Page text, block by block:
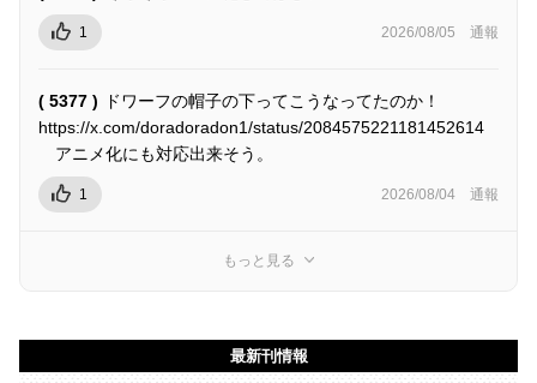
1 2026/08/05 通報
( 5377 )
ドワーフの帽子の下ってこうなってたのか！
https://x.com/doradoradon1/status/2084575221181452614
アニメ化にも対応出来そう。
1 2026/08/04 通報
もっと見る
最新刊情報